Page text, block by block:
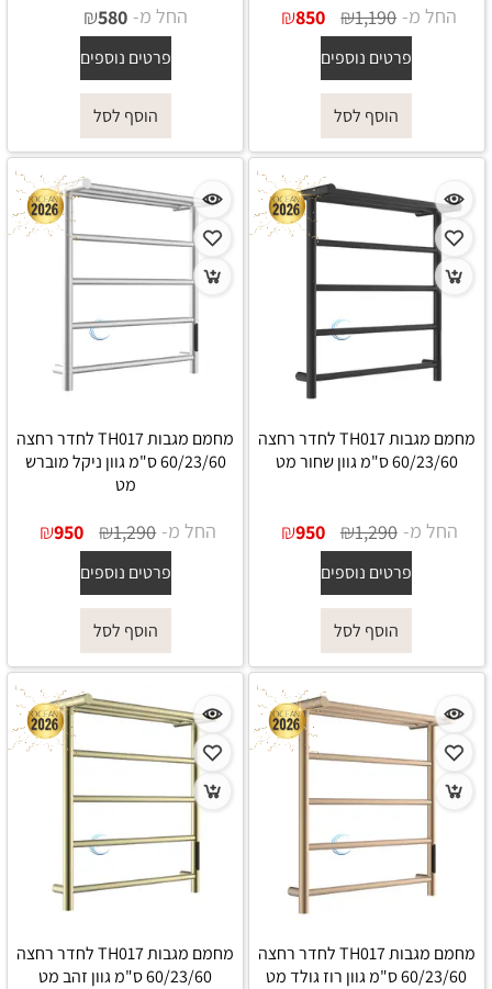
החל מ- ₪1,190
₪850
פרטים נוספים
הוסף לסל
החל מ- ₪580
פרטים נוספים
הוסף לסל
מחמם מגבות TH017 לחדר רחצה
60/23/60 ס"מ גוון שחור מט
החל מ- ₪1,290
₪950
פרטים נוספים
הוסף לסל
מחמם מגבות TH017 לחדר רחצה
60/23/60 ס"מ גוון ניקל מוברש
מט
החל מ- ₪1,290
₪950
פרטים נוספים
הוסף לסל
מחמם מגבות TH017 לחדר רחצה
60/23/60 ס"מ גוון רוז גולד מט
מחמם מגבות TH017 לחדר רחצה
60/23/60 ס"מ גוון זהב מט